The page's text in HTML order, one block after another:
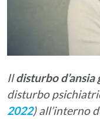
Ildisturbo
disturbo
2022) all’interno